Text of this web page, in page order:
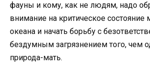
фауны и кому, как не людям, надо
внимание на критическое состояние
океана и начать борьбу с
бездумным загрязнением того, чем
природа-мать.